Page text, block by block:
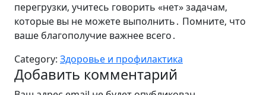
перегрузки‚ учитесь говорить «нет» задачам‚
которые вы не можете выполнить․ Помните‚ что
ваше благополучие важнее всего․
Category: Здоровье и профилактика
Добавить комментарий